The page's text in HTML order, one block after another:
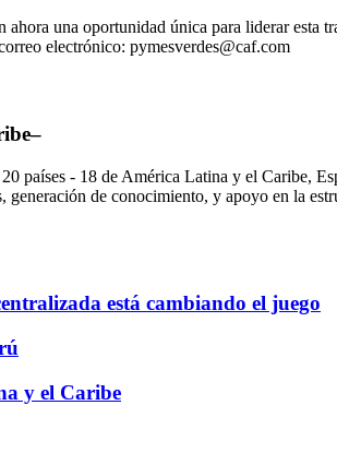
una oportunidad única para liderar
electrónico: pymesverdes@caf.com
países - 18 de América Latina y el Caribe,
generación de conocimiento, y apoyo en la
está cambiando el juego
y el Caribe